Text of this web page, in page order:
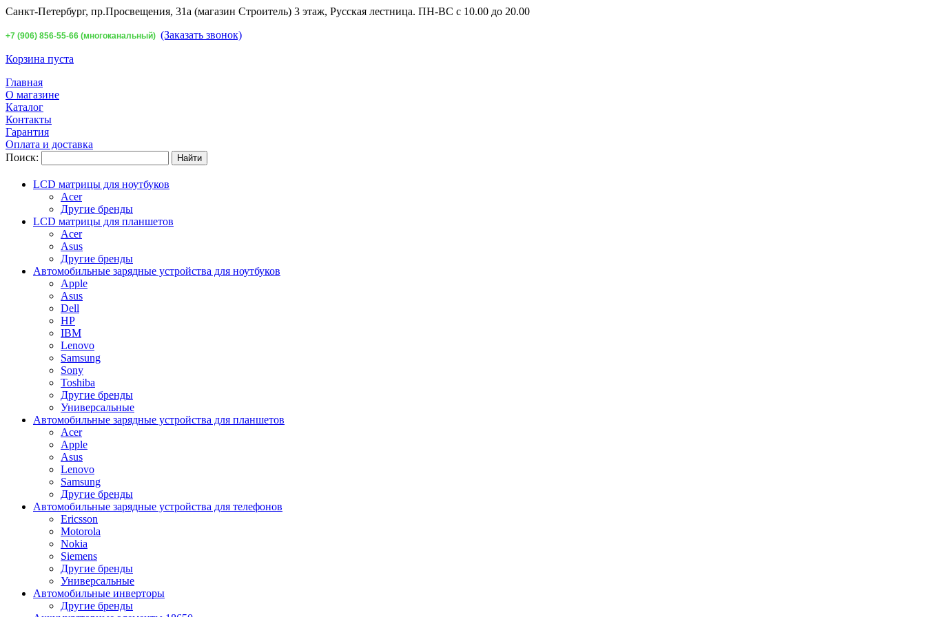
Санкт-Петербург, пр.Просвещения, 31а (магазин Строитель) 3 этаж, Русская лестница. ПН-ВС с 10.00 до 20.00
+7 (906) 856-55-66 (многоканальный) (Заказать звонок)
Корзина пуста
Главная
О магазине
Каталог
Контакты
Гарантия
Оплата и доставка
Поиск:
LCD матрицы для ноутбуков
Acer
Другие бренды
LCD матрицы для планшетов
Acer
Asus
Другие бренды
Автомобильные зарядные устройства для ноутбуков
Apple
Asus
Dell
HP
IBM
Lenovo
Samsung
Sony
Toshiba
Другие бренды
Универсальные
Автомобильные зарядные устройства для планшетов
Acer
Apple
Asus
Lenovo
Samsung
Другие бренды
Автомобильные зарядные устройства для телефонов
Ericsson
Motorola
Nokia
Siemens
Другие бренды
Универсальные
Автомобильные инверторы
Другие бренды